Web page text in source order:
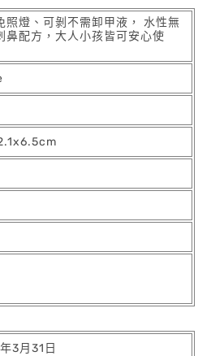
照燈、可剝不需卸甲液， 水性無
鼻配方，大人小孩皆可安心使
3月31日